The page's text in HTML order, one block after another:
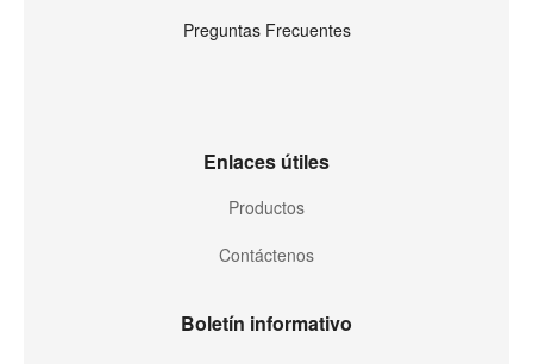
Preguntas Frecuentes
Enlaces útiles
Productos
Contáctenos
Boletín informativo